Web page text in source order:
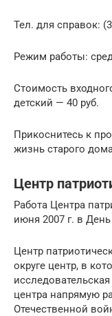
Тел. для справок:
Режим работы:
Стоимость
детский — 40 руб.
Прикоснитесь к
жизнь старого
Центр
Работа Центра
июня 2007 г. в
Центр
округе центр, в
центра напрямую
Отечественной